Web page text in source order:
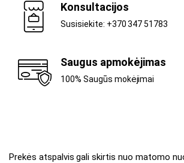
Konsultacijos
Susisiekite: +370 347 51783
Saugus apmokėjimas
100% Saugūs mokėjimai
Prekės atspalvis gali skirtis nuo matomo